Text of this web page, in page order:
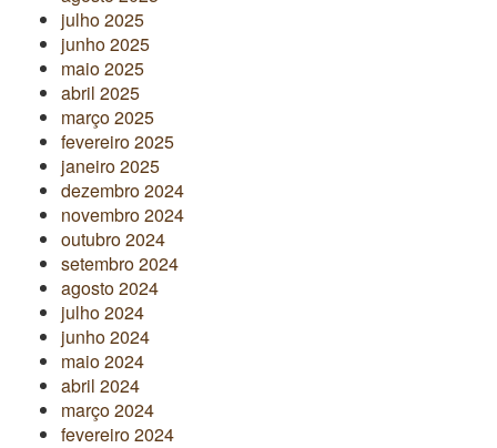
julho 2025
junho 2025
maio 2025
abril 2025
março 2025
fevereiro 2025
janeiro 2025
dezembro 2024
novembro 2024
outubro 2024
setembro 2024
agosto 2024
julho 2024
junho 2024
maio 2024
abril 2024
março 2024
fevereiro 2024